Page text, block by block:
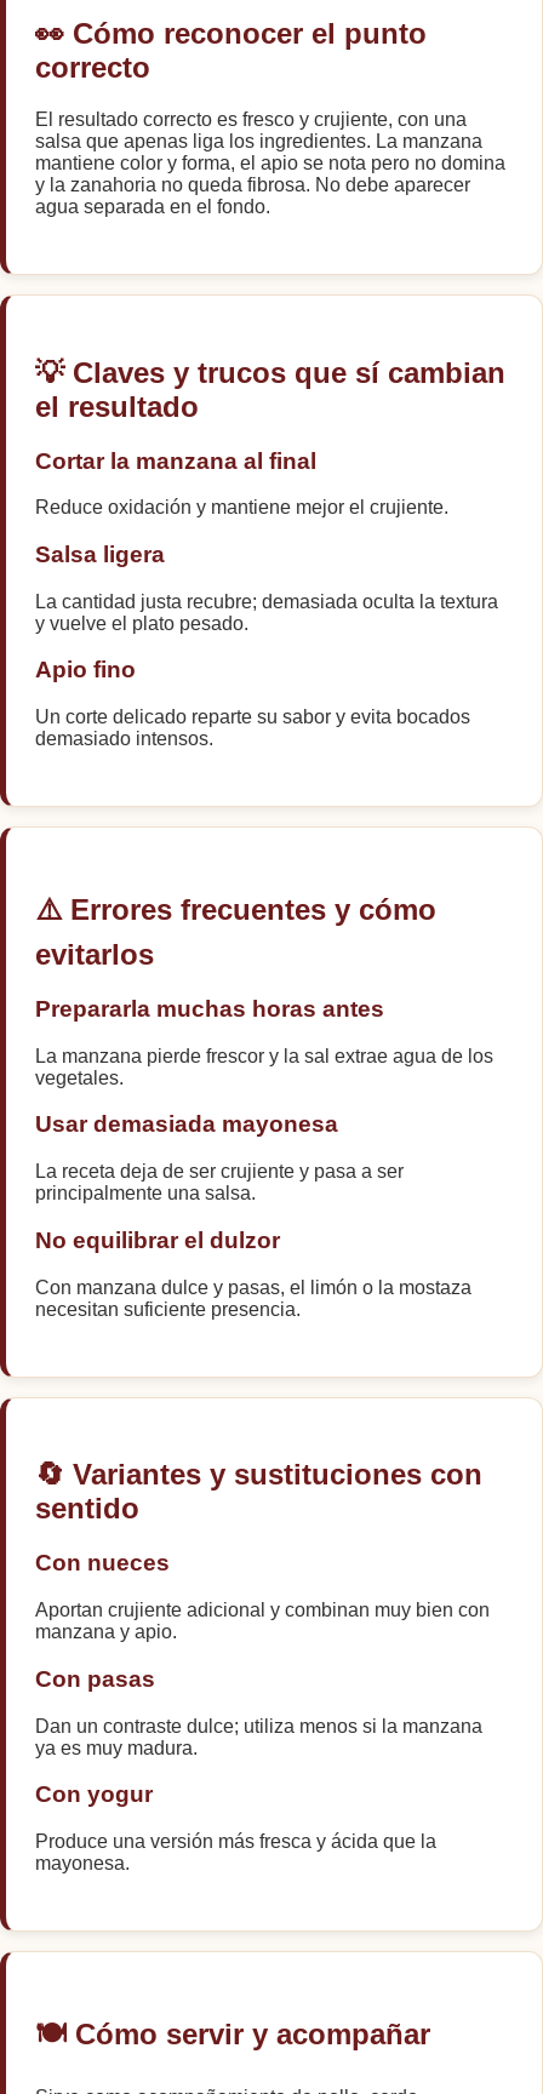
👀 Cómo reconocer el punto
correcto
El resultado correcto es fresco y crujiente, con una
salsa que apenas liga los ingredientes. La manzana
mantiene color y forma, el apio se nota pero no domina
y la zanahoria no queda fibrosa. No debe aparecer
agua separada en el fondo.
💡 Claves y trucos que sí cambian
el resultado
Cortar la manzana al final
Reduce oxidación y mantiene mejor el crujiente.
Salsa ligera
La cantidad justa recubre; demasiada oculta la textura
y vuelve el plato pesado.
Apio fino
Un corte delicado reparte su sabor y evita bocados
demasiado intensos.
⚠️ Errores frecuentes y cómo
evitarlos
Prepararla muchas horas antes
La manzana pierde frescor y la sal extrae agua de los
vegetales.
Usar demasiada mayonesa
La receta deja de ser crujiente y pasa a ser
principalmente una salsa.
No equilibrar el dulzor
Con manzana dulce y pasas, el limón o la mostaza
necesitan suficiente presencia.
🔄 Variantes y sustituciones con
sentido
Con nueces
Aportan crujiente adicional y combinan muy bien con
manzana y apio.
Con pasas
Dan un contraste dulce; utiliza menos si la manzana
ya es muy madura.
Con yogur
Produce una versión más fresca y ácida que la
mayonesa.
🍽️ Cómo servir y acompañar